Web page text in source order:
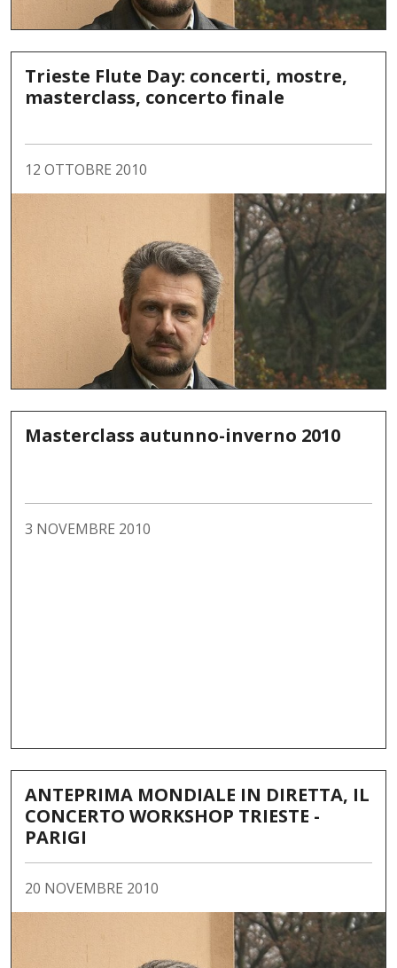
Trieste Flute Day: concerti, mostre,
masterclass, concerto finale
12 OTTOBRE 2010
Masterclass autunno-inverno 2010
3 NOVEMBRE 2010
ANTEPRIMA MONDIALE IN DIRETTA, IL
CONCERTO WORKSHOP TRIESTE -
PARIGI
20 NOVEMBRE 2010